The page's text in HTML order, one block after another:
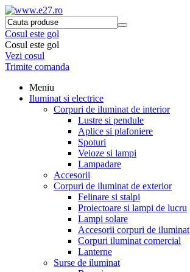
Cosul este gol
Cosul este gol
Vezi cosul
Trimite comanda
Meniu
Iluminat si electrice
Corpuri de iluminat de interior
Lustre si pendule
Aplice si plafoniere
Spoturi
Veioze si lampi
Lampadare
Accesorii
Corpuri de iluminat de exterior
Felinare si stalpi
Proiectoare si lampi de lucru
Lampi solare
Accesorii corpuri de iluminat
Corpuri iluminat comercial
Lanterne
Surse de iluminat